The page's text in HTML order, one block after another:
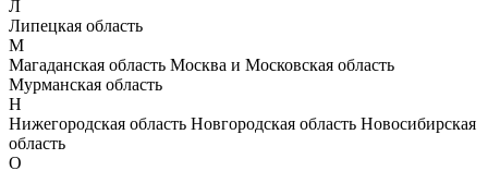
Л
Липецкая область
М
Магаданская область Москва и Московская область
Мурманская область
Н
Нижегородская область Новгородская область Новосибирская
область
О